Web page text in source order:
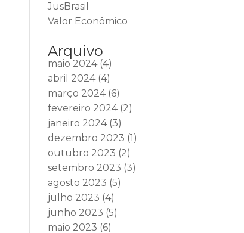
JusBrasil
Valor Econômico
Arquivo
maio 2024(4)
abril 2024(4)
março 2024(6)
fevereiro 2024(2)
janeiro 2024(3)
dezembro 2023 (1)
outubro 2023 (2)
setembro 2023 (3)
agosto 2023 (5)
julho 2023 (4)
junho 2023 (5)
maio 2023 (6)